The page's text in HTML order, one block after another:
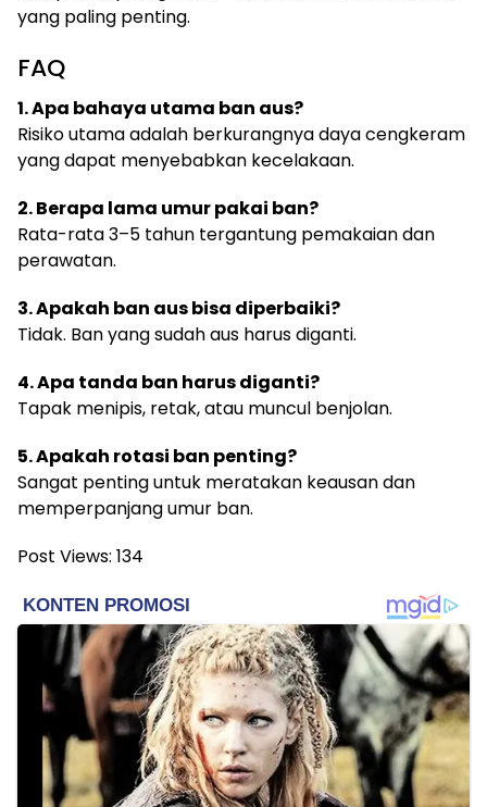
yang paling penting.
FAQ
1. Apa bahaya utama ban aus?
Risiko utama adalah berkurangnya daya cengkeram
yang dapat menyebabkan kecelakaan.
2. Berapa lama umur pakai ban?
Rata-rata 3–5 tahun tergantung pemakaian dan
perawatan.
3. Apakah ban aus bisa diperbaiki?
Tidak. Ban yang sudah aus harus diganti.
4. Apa tanda ban harus diganti?
Tapak menipis, retak, atau muncul benjolan.
5. Apakah rotasi ban penting?
Sangat penting untuk meratakan keausan dan
memperpanjang umur ban.
Post Views: 134